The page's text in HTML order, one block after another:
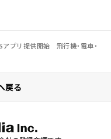
プリ提供開始 飛行機・電車・
戻る